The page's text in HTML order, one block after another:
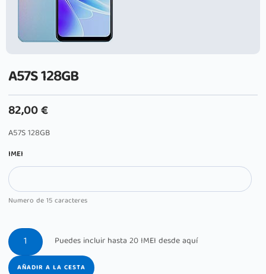
A57S 128GB
82,00€
A57S 128GB
IMEI
Numero de 15 caracteres
AÑADIR A LA CESTA